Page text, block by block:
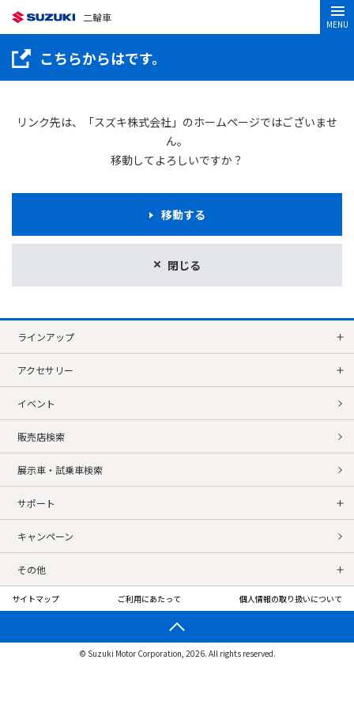
二輪車
MENU
こちらからはです。
リンク先は、「スズキ株式会社」のホームページではございませ
ん。
移動してよろしいですか？
閉じる
移動する
ラインアップ
アクセサリー
イベント
販売店検索
展示車・試乗車検索
サポート
キャンペーン
その他
サイトマップ ご利用にあたって 個人情報の取り扱いについて
© Suzuki Motor Corporation, 2026. All rights reserved.